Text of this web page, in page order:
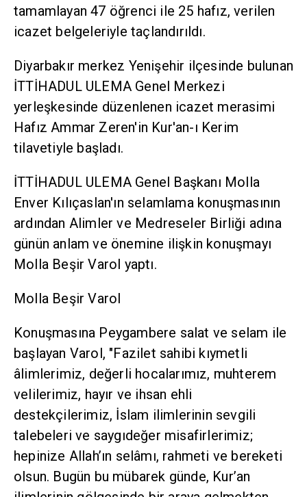
tamamlayan 47 öğrenci ile 25 hafız, verilen
icazet belgeleriyle taçlandırıldı.
Diyarbakır merkez Yenişehir ilçesinde bulunan
İTTİHADUL ULEMA Genel Merkezi
yerleşkesinde düzenlenen icazet merasimi
Hafız Ammar Zeren'in Kur'an-ı Kerim
tilavetiyle başladı.
İTTİHADUL ULEMA Genel Başkanı Molla
Enver Kılıçaslan'ın selamlama konuşmasının
ardından Alimler ve Medreseler Birliği adına
günün anlam ve önemine ilişkin konuşmayı
Molla Beşir Varol yaptı.
Molla Beşir Varol
Konuşmasına Peygambere salat ve selam ile
başlayan Varol, "Fazilet sahibi kıymetli
âlimlerimiz, değerli hocalarımız, muhterem
velilerimiz, hayır ve ihsan ehli
destekçilerimiz, İslam ilimlerinin sevgili
talebeleri ve saygıdeğer misafirlerimiz;
hepinize Allah’ın selâmı, rahmeti ve bereketi
olsun. Bugün bu mübarek günde, Kur’an